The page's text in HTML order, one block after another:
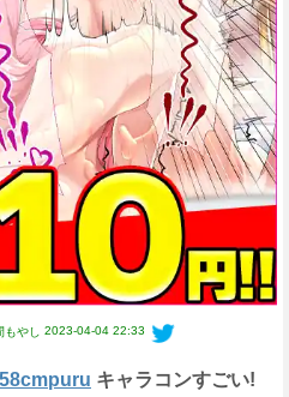
やし 2023-04-04 22:33
キャラコンすごい!